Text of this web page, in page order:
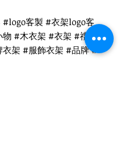
#logo客製 #衣架logo客
#木衣架 #衣架 #禮品
衣架 #服飾衣架 #品牌 #